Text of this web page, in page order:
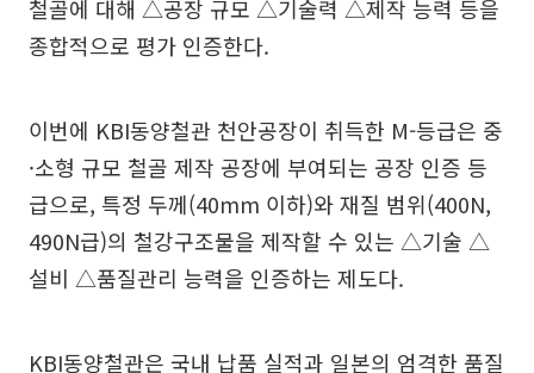
철골에 대해 △공장 규모 △기술력 △제작 능력 등을
종합적으로 평가 인증한다.
이번에 KBI동양철관 천안공장이 취득한 M-등급은 중
·소형 규모 철골 제작 공장에 부여되는 공장 인증 등
급으로, 특정 두께(40mm 이하)와 재질 범위(400N,
490N급)의 철강구조물을 제작할 수 있는 △기술 △
설비 △품질관리 능력을 인증하는 제도다.
KBI동양철관은 국내 납품 실적과 일본의 엄격한 품질